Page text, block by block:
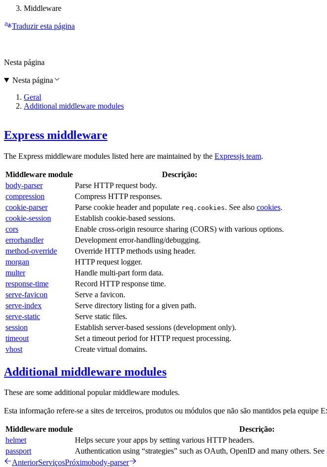
Middleware
Traduzir esta página
Express middleware
The Express middleware modules listed here are maintained by the Expressjs team.
Middleware module
Descrição:
body-parser
Parse HTTP request body.
compression
Compress HTTP responses.
cookie-parser
Parse cookie header and populate req.cookies. See also cookies.
cookie-session
Establish cookie-based sessions.
cors
Enable cross-origin resource sharing (CORS) with various options.
errorhandler
Development error-handling/debugging.
method-override
Override HTTP methods using header.
morgan
HTTP request logger.
multer
Handle multi-part form data.
response-time
Record HTTP response time.
serve-favicon
Serve a favicon.
serve-index
Serve directory listing for a given path.
serve-static
Serve static files.
session
Establish server-based sessions (development only).
timeout
Set a timeout period for HTTP request processing.
vhost
Create virtual domains.
Additional middleware modules
These are some additional popular middleware modules.
Esta informação refere-se a sites de terceiros, produtos ou módulos que não são mantidos pela
Middleware module
Descrição:
helmet
Helps secure your apps by setting various HTTP headers.
passport
Authentication using “strategies” such as OAuth, OpenID and many others. See
AnteriorServiçosPróximobody-parser
Nesta página
Nesta página
Geral
Additional middleware modules